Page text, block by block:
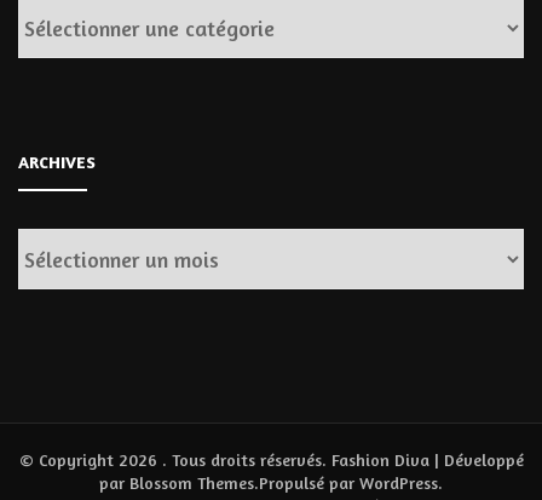
Catégories
ARCHIVES
Archives
© Copyright 2026 . Tous droits réservés. Fashion Diva | Développé
par Blossom Themes.Propulsé par WordPress.